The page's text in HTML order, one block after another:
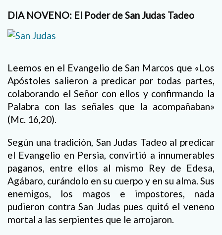
DIA NOVENO: El Poder de San Judas Tadeo
Leemos en el Evangelio de San Marcos que «Los
Apóstoles salieron a predicar por todas partes,
colaborando el Señor con ellos y confirmando la
Palabra con las señales que la acompañaban»
(Mc. 16,20).
Según una tradición, San Judas Tadeo al predicar
el Evangelio en Persia, convirtió a innumerables
paganos, entre ellos al mismo Rey de Edesa,
Agábaro, curándolo en su cuerpo y en su alma. Sus
enemigos, los magos e impostores, nada
pudieron contra San Judas pues quitó el veneno
mortal a las serpientes que le arrojaron.